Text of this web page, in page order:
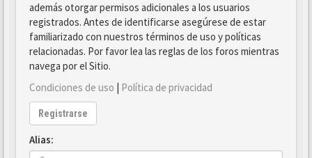
además otorgar permisos adicionales a los usuarios
registrados. Antes de identificarse asegúrese de estar
familiarizado con nuestros términos de uso y políticas
relacionadas. Por favor lea las reglas de los foros mientras
navega por el Sitio.
Condiciones de uso | Política de privacidad
Registrarse
Alias: